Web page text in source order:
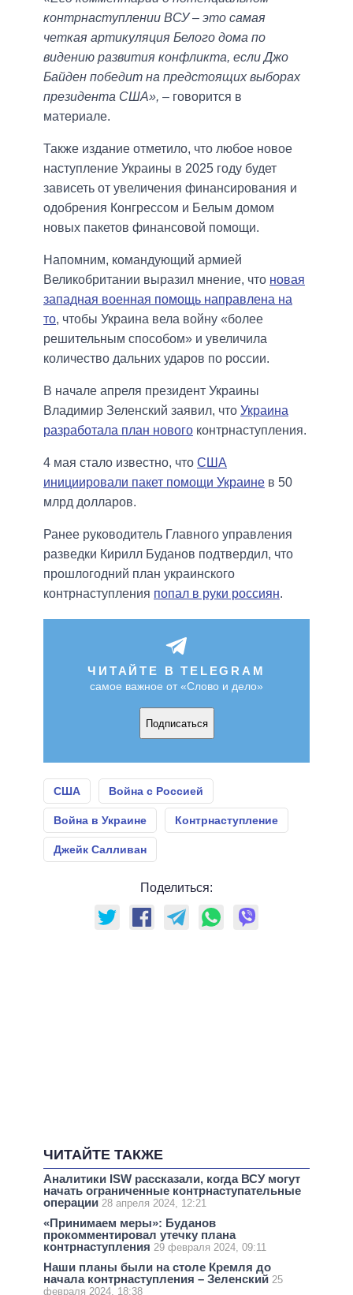
контрнаступлении ВСУ – это самая
четкая артикуляция Белого дома по
видению развития конфликта, если Джо
Байден победит на предстоящих выборах
президента США», – говорится в
материале.
Также издание отметило, что любое новое
наступление Украины в 2025 году будет
зависеть от увеличения финансирования и
одобрения Конгрессом и Белым домом
новых пакетов финансовой помощи.
Напомним, командующий армией
Великобритании выразил мнение, что новая
западная военная помощь направлена на
то, чтобы Украина вела войну «более
решительным способом» и увеличила
количество дальних ударов по россии.
В начале апреля президент Украины
Владимир Зеленский заявил, что Украина
разработала план нового контрнаступления.
4 мая стало известно, что США
инициировали пакет помощи Украине в 50
млрд долларов.
Ранее руководитель Главного управления
разведки Кирилл Буданов подтвердил, что
прошлогодний план украинского
контрнаступления попал в руки россиян.
ЧИТАЙТЕ В TELEGRAM
самое важное от «Слово и дело»
Подписаться
США Война с Россией
Война в Украине Контрнаступление
Джейк Салливан
Поделиться:
ЧИТАЙТЕ ТАКЖЕ
Аналитики ISW рассказали, когда ВСУ могут
начать ограниченные контрнаступательные
операции 28 апреля 2024, 12:21
«Принимаем меры»: Буданов
прокомментировал утечку плана
контрнаступления 29 февраля 2024, 09:11
Наши планы были на столе Кремля до
начала контрнаступления – Зеленский 25
февраля 2024, 18:38